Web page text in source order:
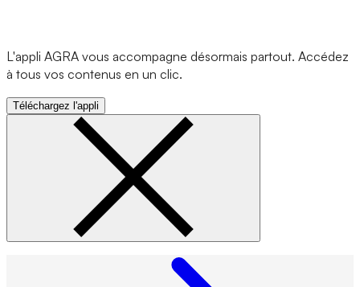
L'appli AGRA vous accompagne désormais partout. Accédez
à tous vos contenus en un clic.
Téléchargez l'appli